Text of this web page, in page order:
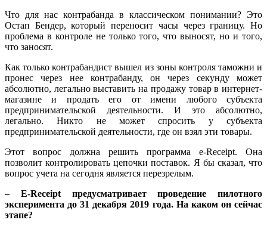
Что для нас контрабанда в классическом понимании? Это
Остап Бендер, который переносит часы через границу. Но
проблема в контроле не только того, что выносят, но и того,
что заносят.
Как только контрабандист вышел из зоны контроля таможни и
пронес через нее контрабанду, он через секунду может
абсолютно, легально выставить на продажу товар в интернет-
магазине и продать его от имени любого субъекта
предпринимательской деятельности. И это абсолютно,
легально. Никто не может спросить у субъекта
предпринимательской деятельности, где он взял эти товары.
Этот вопрос должна решить программа e-Receipt. Она
позволит контролировать цепочки поставок. Я бы сказал, что
вопрос учета на сегодня является перезрелым.
– Е-Receipt предусматривает проведение пилотного
эксперимента до 31 декабря 2019 года. На каком он сейчас
этапе?